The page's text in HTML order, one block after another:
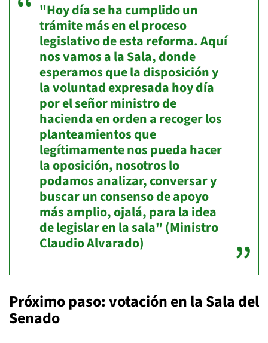
"Hoy día se ha cumplido un
trámite más en el proceso
legislativo de esta reforma. Aquí
nos vamos a la Sala, donde
esperamos que la disposición y
la voluntad expresada hoy día
por el señor ministro de
hacienda en orden a recoger los
planteamientos que
legítimamente nos pueda hacer
la oposición, nosotros lo
podamos analizar, conversar y
buscar un consenso de apoyo
más amplio, ojalá, para la idea
de legislar en la sala" (Ministro
Claudio Alvarado)
Próximo paso: votación en la Sala del
Senado